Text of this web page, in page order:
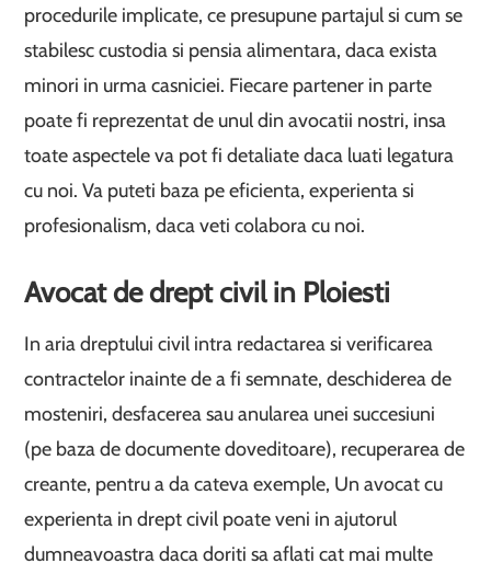
procedurile implicate, ce presupune partajul si cum se
stabilesc custodia si pensia alimentara, daca exista
minori in urma casniciei. Fiecare partener in parte
poate fi reprezentat de unul din avocatii nostri, insa
toate aspectele va pot fi detaliate daca luati legatura
cu noi. Va puteti baza pe eficienta, experienta si
profesionalism, daca veti colabora cu noi.
Avocat de drept civil in Ploiesti
In aria dreptului civil intra redactarea si verificarea
contractelor inainte de a fi semnate, deschiderea de
mosteniri, desfacerea sau anularea unei succesiuni
(pe baza de documente doveditoare), recuperarea de
creante, pentru a da cateva exemple, Un avocat cu
experienta in drept civil poate veni in ajutorul
dumneavoastra daca doriti sa aflati cat mai multe